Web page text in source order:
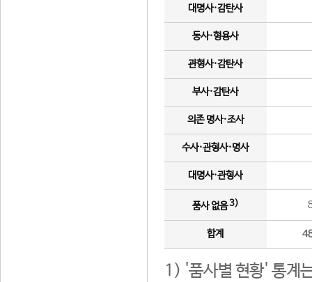
대명사·감탄사
동사·형용사
관형사·감탄사
부사·감탄사
의존 명사·조사
수사·관형사·명사
대명사·관형사
품사 없음3)
합계
1) '품사별 현황' 통계